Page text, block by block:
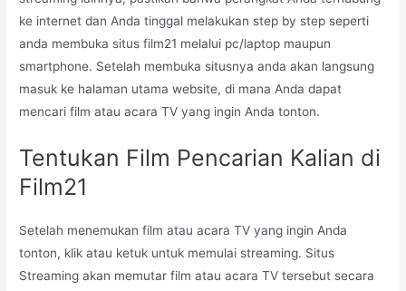
ke internet dan Anda tinggal melakukan step by step seperti
anda membuka situs film21 melalui pc/laptop maupun
smartphone. Setelah membuka situsnya anda akan langsung
masuk ke halaman utama website, di mana Anda dapat
mencari film atau acara TV yang ingin Anda tonton.
Tentukan Film Pencarian Kalian di
Film21
Setelah menemukan film atau acara TV yang ingin Anda
tonton, klik atau ketuk untuk memulai streaming. Situs
Streaming akan memutar film atau acara TV tersebut secara